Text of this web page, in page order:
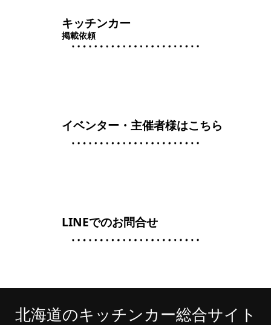
キッチンカー
掲載依頼
イベンター・主催者様はこちら
LINEでのお問合せ
北海道のキッチンカー総合サイト